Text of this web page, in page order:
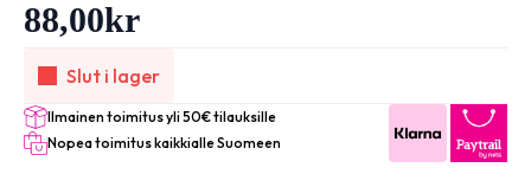
88,00kr
Slut i lager
Ilmainen toimitus yli 50€ tilauksille
Nopea toimitus kaikkialle Suomeen